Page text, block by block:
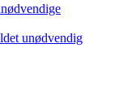
unødvendig